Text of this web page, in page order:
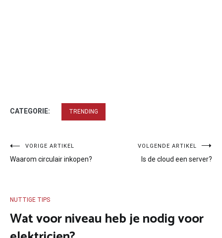
CATEGORIE: TRENDING
Bericht
navigatie
VORIGE ARTIKEL
Waarom circulair inkopen?
VOLGENDE ARTIKEL
Is de cloud een server?
NUTTIGE TIPS
Wat voor niveau heb je nodig voor